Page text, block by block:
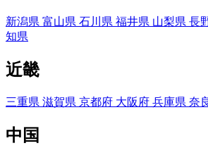
新潟県 富山県 石川県 福井県 山梨県 長
知県
近畿
三重県 滋賀県 京都府 大阪府 兵庫県 奈
中国